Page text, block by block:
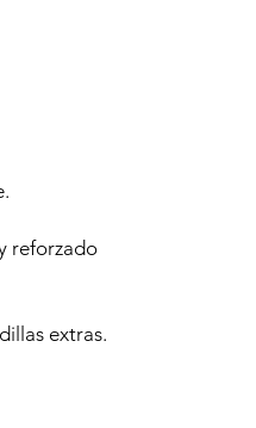
reforzado
extras.